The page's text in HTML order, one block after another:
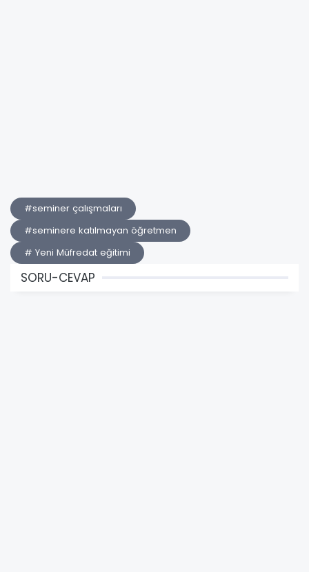
#seminer çalışmaları
#seminere katılmayan öğretmen
# Yeni Müfredat eğitimi
SORU-CEVAP